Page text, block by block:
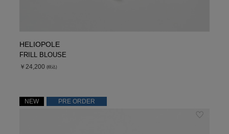
HELIOPOLE
FRILL BLOUSE
￥24,200 (税込)
NEW PRE ORDER